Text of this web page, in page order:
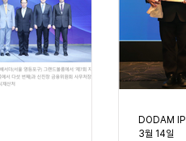
DODAM
3월 14일